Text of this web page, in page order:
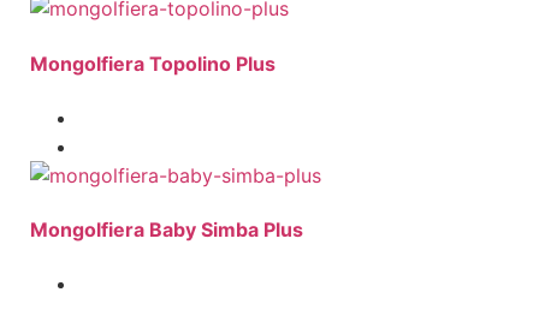
Mongolfiera Topolino Plus
Mongolfiera Baby Simba Plus